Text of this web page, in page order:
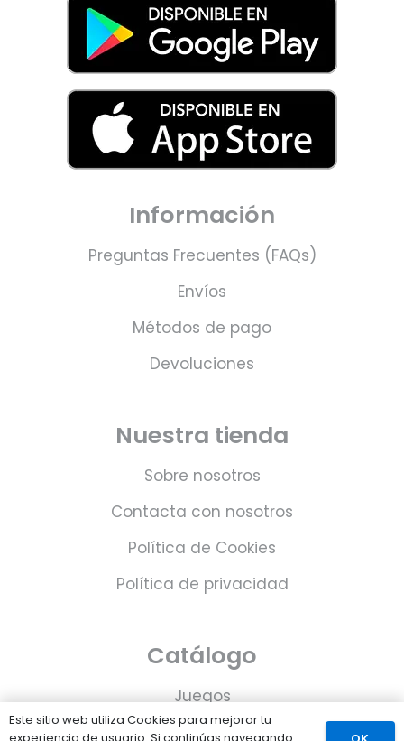
Información
Preguntas Frecuentes (FAQs)
Envíos
Métodos de pago
Devoluciones
Nuestra tienda
Sobre nosotros
Contacta con nosotros
Política de Cookies
Política de privacidad
Catálogo
Juegos
Consolas
Este sitio web utiliza Cookies para mejorar tu